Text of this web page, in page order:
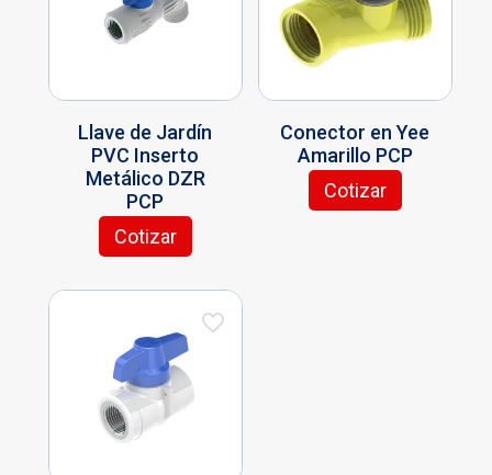
Llave de Jardín
PVC Inserto
Metálico DZR
PCP
Cotizar
Este
tiene
variantes.
Las
opciones
se
pueden
Conector en Yee
Amarillo PCP
Cotizar